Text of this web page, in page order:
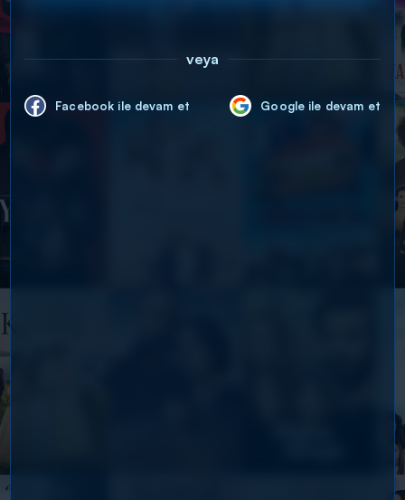
veya
Facebook ile devam et Google ile devam et